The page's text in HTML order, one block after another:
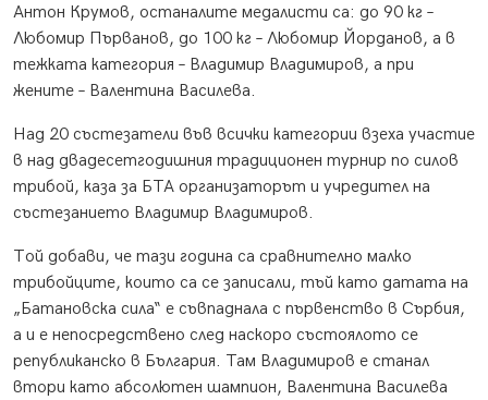
Антон Крумов, останалите медалисти са: до 90 кг –
Любомир Първанов, до 100 кг – Любомир Йорданов, а в
тежката категория – Владимир Владимиров, а при
жените – Валентина Василева.
Над 20 състезатели във всички категории взеха участие
в над двадесетгодишния традиционен турнир по силов
трибой, каза за БТА организаторът и учредител на
състезанието Владимир Владимиров.
Той добави, че тази година са сравнително малко
трибойците, които са се записали, тъй като датата на
„Батановска сила“ е съвпаднала с първенство в Сърбия,
а и е непосредствено след наскоро състоялото се
републиканско в България. Там Владимиров е станал
втори като абсолютен шампион, Валентина Василева